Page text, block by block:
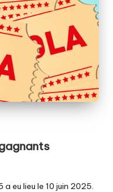
eu lieu le 10 juin 2025.